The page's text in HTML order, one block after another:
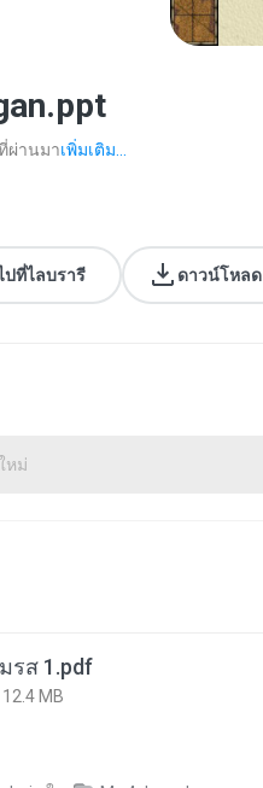
ผ่านมาเพิ่มเติม...
ปที่ไลบรารี ดาวน์โหลด
หม่
รส 1.pdf
MB